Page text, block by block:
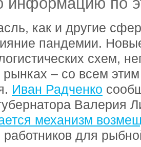
как и другие
пандемии.
схем,
рынках – со всем
Иван Радченко
Валерия
механизм
для